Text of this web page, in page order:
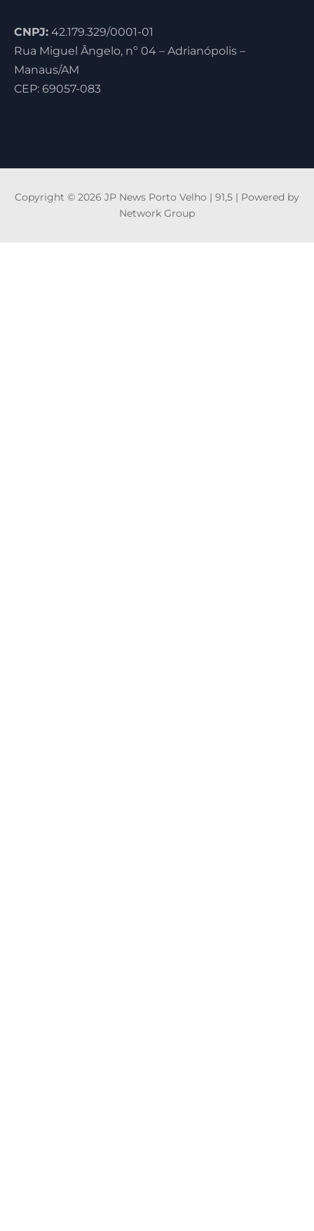
CNPJ: 42.179.329/0001-01
Rua Miguel Ângelo, nº 04 – Adrianópolis –
Manaus/AM
CEP: 69057-083
Copyright © 2026 JP News Porto Velho | 91,5 | Powered by
Network Group